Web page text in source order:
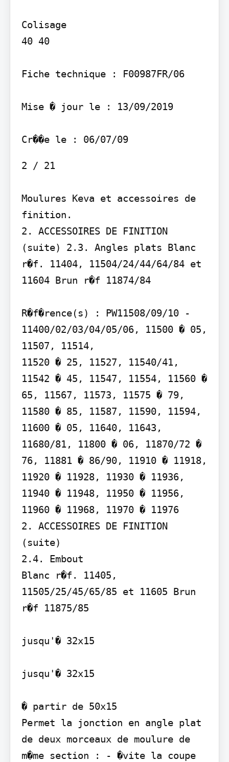
Colisage
40 40
Fiche technique : F00987FR/06
Mise � jour le : 13/09/2019
Cr��e le : 06/07/09
2 / 21
Moulures Keva et accessoires de
finition.
2. ACCESSOIRES DE FINITION
(suite) 2.3. Angles plats Blanc
r�f. 11404, 11504/24/44/64/84 et
11604 Brun r�f 11874/84
R�f�rence(s) : PW11508/09/10 -
11400/02/03/04/05/06, 11500 � 05,
11507, 11514,
11520 � 25, 11527, 11540/41,
11542 � 45, 11547, 11554, 11560 �
65, 11567, 11573, 11575 � 79,
11580 � 85, 11587, 11590, 11594,
11600 � 05, 11640, 11643,
11680/81, 11800 � 06, 11870/72 �
76, 11881 � 86/90, 11910 � 11918,
11920 � 11928, 11930 � 11936,
11940 � 11948, 11950 � 11956,
11960 � 11968, 11970 � 11976
2. ACCESSOIRES DE FINITION
(suite)
2.4. Embout
Blanc r�f. 11405,
11505/25/45/65/85 et 11605 Brun
r�f 11875/85
jusqu'� 32x15
jusqu'� 32x15
� partir de 50x15
Permet la jonction en angle plat
de deux morceaux de moulure de
m�me section : - �vite la coupe